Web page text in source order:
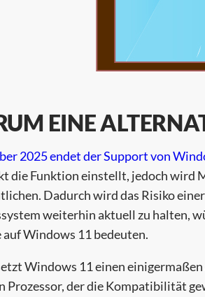
EINE
2025endet der Support von
die Funktion einstellt, jedoch wird
Dadurch wird das Risiko
weiterhin aktuell zu halten,
auf Windows 11 bedeuten.
Windows 11 einen
Prozessor, der die Kompatibilität